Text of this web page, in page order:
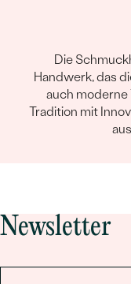
Die
Handwerk, das
auch moderne
Tradition mit
Newsletter